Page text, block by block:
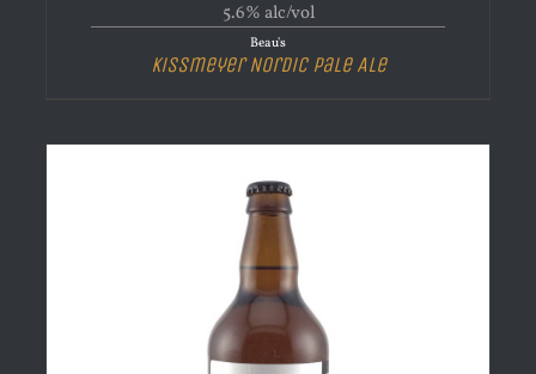
5.6% alc/vol
Beau's
Kissmeyer Nordic Pale Ale